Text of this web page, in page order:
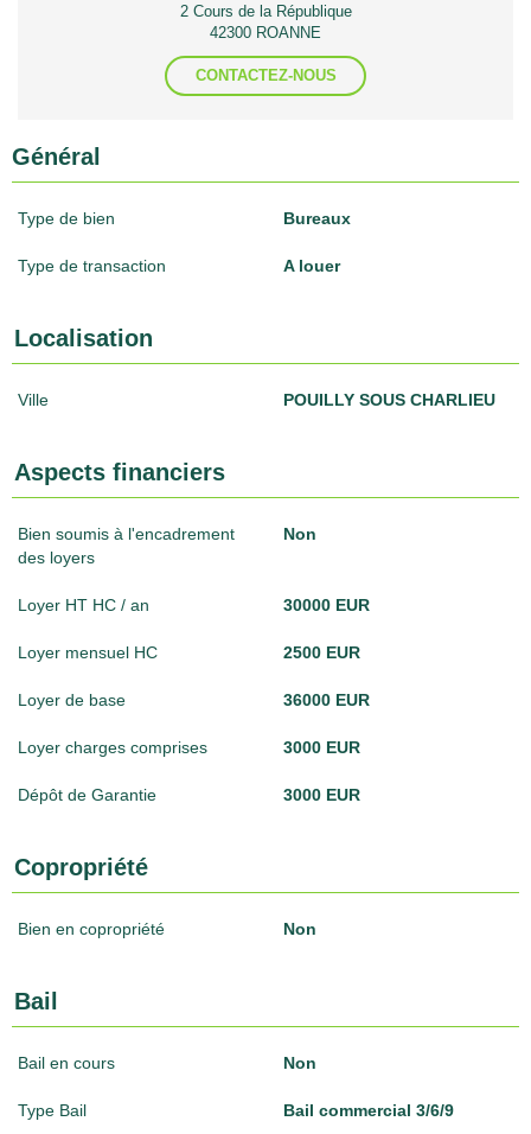
2 Cours de la République
42300 ROANNE
CONTACTEZ-NOUS
Général
Type de bien Bureaux
Type de transaction A louer
Localisation
Ville POUILLY SOUS CHARLIEU
Aspects financiers
Bien soumis à l'encadrement
des loyers
Non
Loyer HT HC / an 30000 EUR
Loyer mensuel HC 2500 EUR
Loyer de base 36000 EUR
Loyer charges comprises 3000 EUR
Dépôt de Garantie 3000 EUR
Copropriété
Bien en copropriété Non
Bail
Bail en cours Non
Type Bail Bail commercial 3/6/9